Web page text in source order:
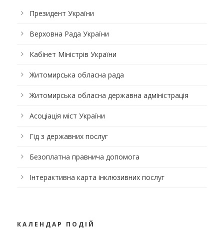
Президент України
Верховна Рада України
Кабінет Міністрів України
Житомирська обласна рада
Житомирська обласна державна адміністрація
Асоціація міст України
Гід з державних послуг
Безоплатна правнича допомога
Інтерактивна карта інклюзивних послуг
КАЛЕНДАР ПОДІЙ